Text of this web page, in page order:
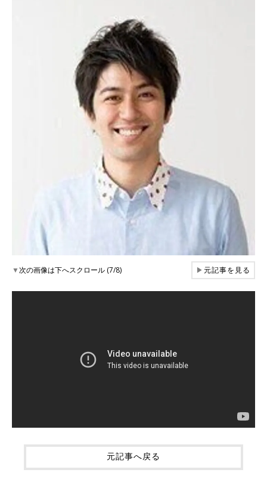
▼次の画像は下へスクロール (7/8) ▶元記事を見る
元記事へ戻る